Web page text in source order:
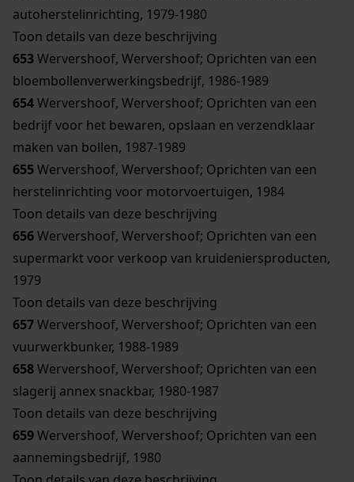
autoherstelinrichting, 1979-1980
Toon details van deze beschrijving
653Wervershoof, Wervershoof; Oprichten van een
bloembollenverwerkingsbedrijf, 1986-1989
654Wervershoof, Wervershoof; Oprichten van een
bedrijf voor het bewaren, opslaan en verzendklaar
maken van bollen, 1987-1989
655Wervershoof, Wervershoof; Oprichten van een
herstelinrichting voor motorvoertuigen, 1984
Toon details van deze beschrijving
656Wervershoof, Wervershoof; Oprichten van een
supermarkt voor verkoop van kruideniersproducten,
1979
Toon details van deze beschrijving
657Wervershoof, Wervershoof; Oprichten van een
vuurwerkbunker, 1988-1989
658Wervershoof, Wervershoof; Oprichten van een
slagerij annex snackbar, 1980-1987
Toon details van deze beschrijving
659Wervershoof, Wervershoof; Oprichten van een
aannemingsbedrijf, 1980